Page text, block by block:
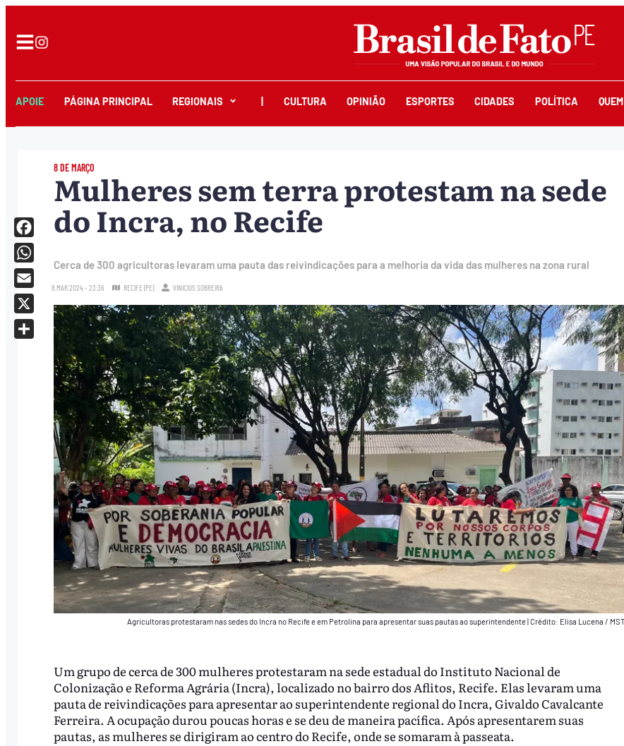
APOIE PÁGINA PRINCIPAL REGIONAIS CULTURA OPINIÃO ESPORTES CIDADES POLÍTICA
8 DE MARÇO
Mulheres sem terra protestam na sede
do Incra, no Recife
Cerca de 300 agricultoras levaram uma pauta das reivindicações para a melhoria da vida das mulheres na zona rural
8.MAR.2024 - 23:36 RECIFE (PE) VINICIUS SOBREIRA
Agricultoras protestaram nas sedes do Incra no Recife e em Petrolina para apresentar suas pautas ao superintendente|Crédito: Elisa Lucena / MST
Um grupo de cerca de 300 mulheres protestaram na sede estadual do Instituto Nacional de
Colonização e Reforma Agrária (Incra), localizado no bairro dos Aflitos, Recife. Elas levaram uma
pauta de reivindicações para apresentar ao superintendente regional do Incra, Givaldo Cavalcante
Ferreira. A ocupação durou poucas horas e se deu de maneira pacífica. Após apresentarem suas
pautas, as mulheres se dirigiram ao centro do Recife, onde se somaram à passeata.
Facebook
WhatsApp
Email
X